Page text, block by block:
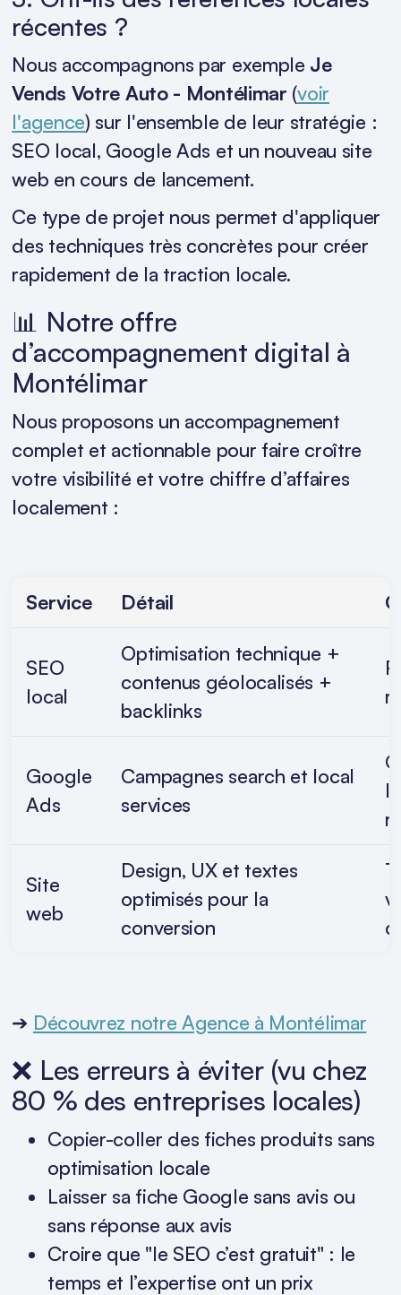
récentes ?
Nous accompagnons par exemple Je
Vends Votre Auto - Montélimar (voir
l'agence) sur l'ensemble de leur stratégie :
SEO local, Google Ads et un nouveau site
web en cours de lancement.
Ce type de projet nous permet d'appliquer
des techniques très concrètes pour créer
rapidement de la traction locale.
📊 Notre offre
d’accompagnement digital à
Montélimar
Nous proposons un accompagnement
complet et actionnable pour faire croître
votre visibilité et votre chiffre d’affaires
localement :
Service Détail
SEO
local
Optimisation technique +
contenus géolocalisés +
backlinks
Google
Ads
Campagnes search et local
services
Site
web
Design, UX et textes
optimisés pour la
conversion
➔ Découvrez notre Agence à Montélimar
❌ Les erreurs à éviter (vu chez
80 % des entreprises locales)
Copier-coller des fiches produits sans
optimisation locale
Laisser sa fiche Google sans avis ou
sans réponse aux avis
Croire que "le SEO c’est gratuit" : le
temps et l’expertise ont un prix